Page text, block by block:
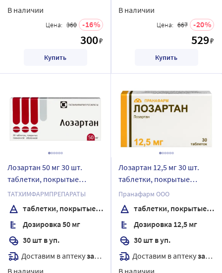
В наличии
Цена: 360 16
300₽
Купить
В наличии
Цена: 667 20
529₽
Купить
Лозартан 50 мг 30 шт.
таблетки, покрытые
пленочной оболочкой
ТАТХИМФАРМПРЕПАРАТЫ
таблетки, покрытые пленочной оболочкой
Дозировка 50 мг
30 шт в уп.
Доставим в аптекузавтра
В наличии
Лозартан 12,5 мг 30 шт.
таблетки, покрытые
пленочной оболочкой
Пранафарм ООО
таблетки, покрытые пленочной оболочкой
Дозировка 12,5 мг
30 шт в уп.
Доставим в аптекузавтра
В наличии